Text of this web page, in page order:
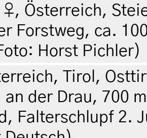
♀, Österreich,
Forstweg, ca.
Horst Pichler)
Tirol,
an der Drau, 700
Falterschlupf 2.